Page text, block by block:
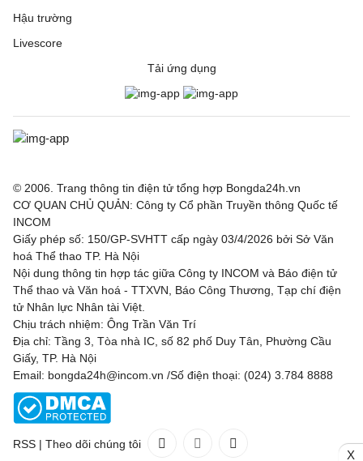
Hậu trường
Livescore
Tải ứng dụng
© 2006. Trang thông tin điện tử tổng hợp Bongda24h.vn
CƠ QUAN CHỦ QUẢN: Công ty Cổ phần Truyền thông Quốc tế
INCOM
Giấy phép số: 150/GP-SVHTT cấp ngày 03/4/2026 bởi Sở Văn
hoá Thể thao TP. Hà Nội
Nội dung thông tin hợp tác giữa Công ty INCOM và Báo điện tử
Thể thao và Văn hoá - TTXVN, Báo Công Thương, Tạp chí điện
tử Nhân lực Nhân tài Việt.
Chịu trách nhiệm: Ông Trần Văn Trí
Địa chỉ: Tầng 3, Tòa nhà IC, số 82 phố Duy Tân, Phường Cầu
Giấy, TP. Hà Nội
Email: bongda24h@incom.vn /Số điện thoại: (024) 3.784 8888
RSS | Theo dõi chúng tôi
X